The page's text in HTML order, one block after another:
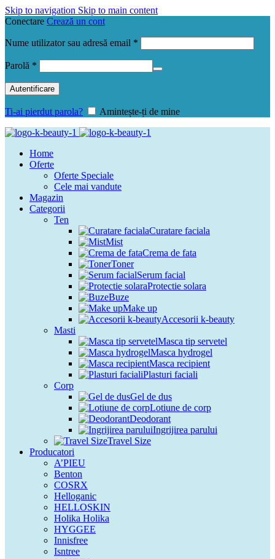
Skip to navigation Skip to main content
Conectare Crează un cont
Nume utilizator sau adresă email *
Parolă *
Autentificare
Ti-ai pierdut parola? Amintește-ți de mine
Home
Oferte
Oferte Speciale
Cele mai vandute
Magazin
Categorii
Ten
Curatare faciala
Mist
Crema de fata
Toner
Serum facial
Protectie solara
Buze
Make up
Accesorii k-beauty
Masti
Masca tip servetel
Masca hydrogel
Masca recipient
Plasturi faciali
Corp
Gel de dus
Lotiune de corp
Deodorant
Ingrijirea parului
Travel Size
Producatori
A’PIEU
Benton
COSRX
Helloganic
HELLOSKIN
Holika Holika
HYGGEE
Innisfree
Isntree